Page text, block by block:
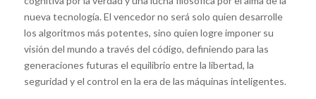
nueva tecnología. El vencedor no será solo quien desarrolle
los algoritmos más potentes, sino quien logre imponer su
visión del mundo a través del código, definiendo para las
generaciones futuras el equilibrio entre la libertad, la
seguridad y el control en la era de las máquinas inteligentes.